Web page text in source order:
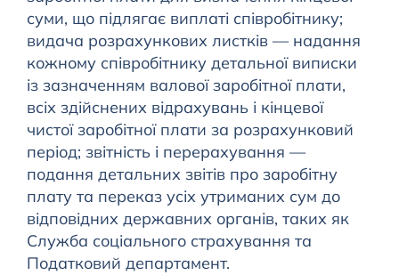
суми, що підлягає виплаті співробітнику;
видача розрахункових листків — надання
кожному співробітнику детальної виписки
із зазначенням валової заробітної плати,
всіх здійснених відрахувань і кінцевої
чистої заробітної плати за розрахунковий
період; звітність і перерахування —
подання детальних звітів про заробітну
плату та переказ усіх утриманих сум до
відповідних державних органів, таких як
Служба соціального страхування та
Податковий департамент.